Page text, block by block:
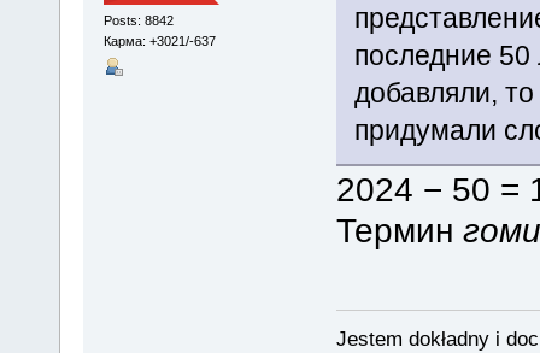
Posts: 8842
Карма: +3021/-637
последние 50
добавляли,
придумали
2024 − 50 =
Термин
Jestem dokładny i